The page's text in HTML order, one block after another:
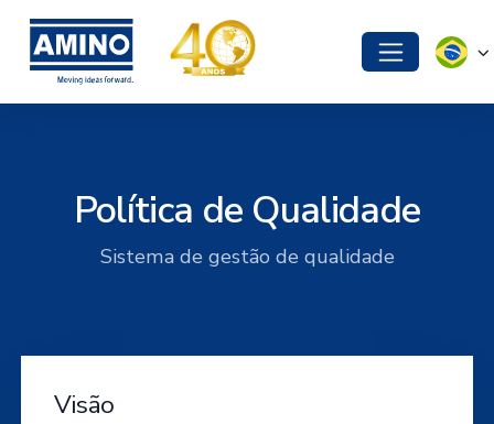
Política de Qualidade
Sistema de gestão de qualidade
Visão